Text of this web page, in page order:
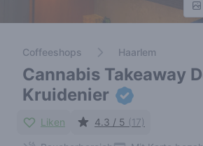
Coffeeshops Haarlem
Cannabis Takeaway
Kruidenier
Liken 4.3 / 5 (17)